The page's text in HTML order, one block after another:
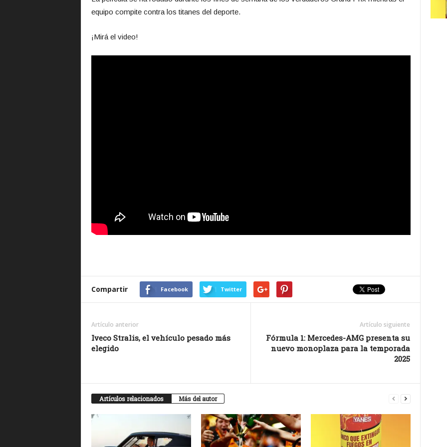
equipo compite contra los titanes del deporte.
¡Mirá el video!
Compartir Facebook Twitter
Artículo anterior
Iveco Stralis, el vehículo pesado más
elegido
Artículo siguiente
Fórmula 1: Mercedes-AMG presenta su
nuevo monoplaza para la temporada
2025
Artículos relacionados Más del autor